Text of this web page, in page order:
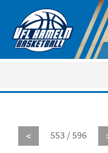
< 553 / 596